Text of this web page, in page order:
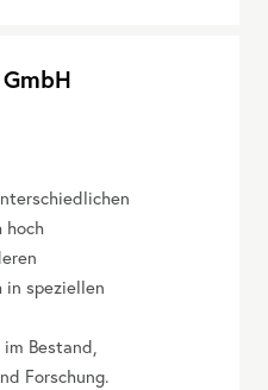
hoch
in speziellen
im Bestand,
Forschung.